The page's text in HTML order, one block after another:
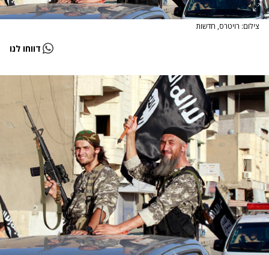
צילום: רויטרס, חדשות
דווחו לנו